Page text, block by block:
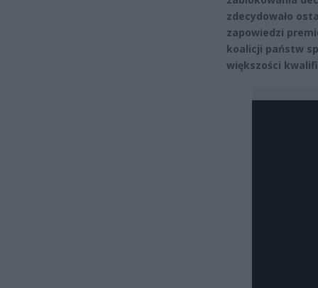
zdecydowało
zapowiedzi
koalicji państw
większości